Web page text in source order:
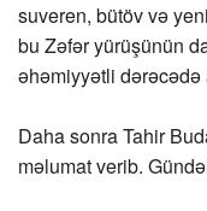
suveren, bütöv və
bu Zəfər yürüşünün
əhəmiyyətli dərəcədə
Daha sonra Tahir
məlumat verib.